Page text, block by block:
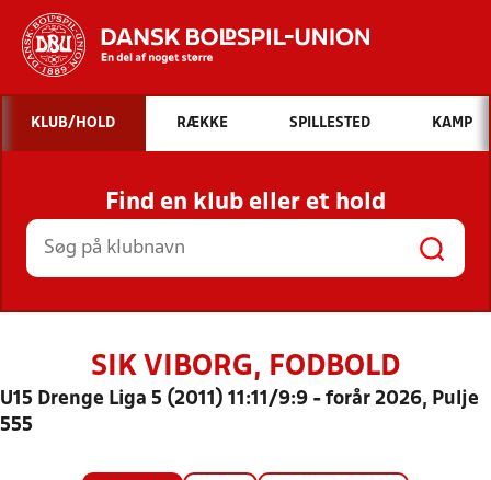
Hvad vil du søge efter?
INDHOLD OG NYHEDER
STILLINGER, RESULTATER, KLUBBER OG
HOLD
KLUB/HOLD RÆKKE SPILLESTED KAMP
Find en klub eller et hold
SIK VIBORG, FODBOLD
U15 Drenge Liga 5 (2011) 11:11/9:9 - forår 2026, Pulje
555